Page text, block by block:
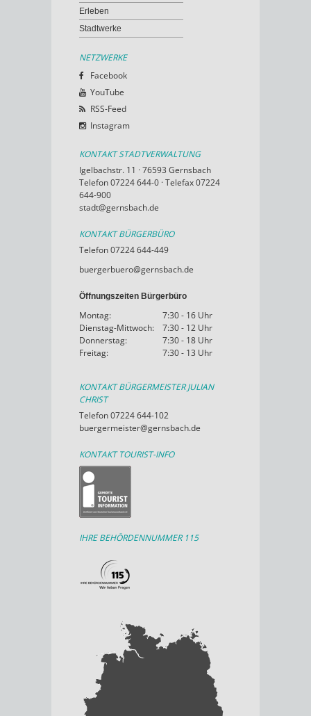
Erleben
Stadtwerke
NETZWERKE
Facebook
YouTube
RSS-Feed
Instagram
KONTAKT STADTVERWALTUNG
Igelbachstr. 11 · 76593 Gernsbach
Telefon 07224 644-0 · Telefax 07224
644-900
stadt@gernsbach.de
KONTAKT BÜRGERBÜRO
Telefon 07224 644-449
buergerbuero@gernsbach.de
Öffnungszeiten Bürgerbüro
Montag:
7:30 - 16 Uhr
Dienstag-Mittwoch:
7:30 - 12 Uhr
Donnerstag:
7:30 - 18 Uhr
Freitag:
7:30 - 13 Uhr
KONTAKT BÜRGERMEISTER JULIAN
CHRIST
Telefon 07224 644-102
buergermeister@gernsbach.de
KONTAKT TOURIST-INFO
IHRE BEHÖRDENNUMMER 115